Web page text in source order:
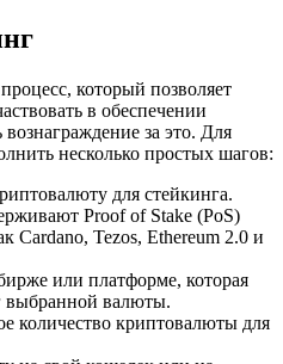
который позволяет
в обеспечении
вознаграждение за это. Для
несколько простых шагов:
для стейкинга.
Proof of Stake (PoS)
Cardano, Tezos, Ethereum 2.0 и
или платформе, которая
выбранной валюты.
количество криптовалюты для